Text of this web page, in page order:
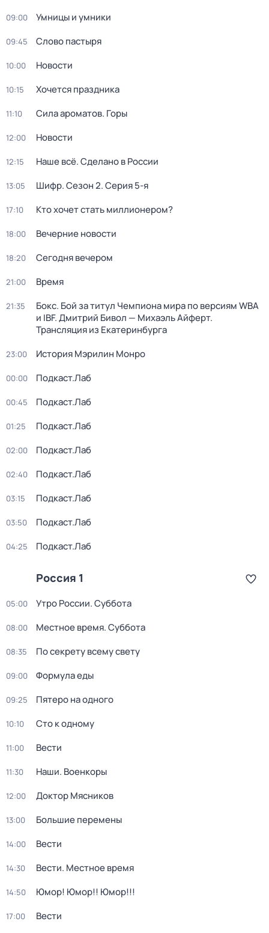
09:00 Умницы и умники
09:45 Слово пастыря
10:00 Новости
10:15 Хочется праздника
11:10 Сила ароматов. Горы
12:00 Новости
12:15 Наше всё. Сделано в России
13:05 Шифр. Сезон 2. Серия 5-я
17:10 Кто хочет стать миллионером?
18:00 Вечерние новости
18:20 Сегодня вечером
21:00 Время
21:35
Бокс. Бой за титул Чемпиона мира по версиям WBA
и IBF. Дмитрий Бивол — Михаэль Айферт.
Трансляция из Екатеринбурга
23:00 История Мэрилин Монро
00:00 Подкаст.Лаб
00:45 Подкаст.Лаб
01:25 Подкаст.Лаб
02:00 Подкаст.Лаб
02:40 Подкаст.Лаб
03:15 Подкаст.Лаб
03:50 Подкаст.Лаб
04:25 Подкаст.Лаб
Россия 1
05:00 Утро России. Суббота
08:00 Местное время. Суббота
08:35 По секрету всему свету
09:00 Формула еды
09:25 Пятеро на одного
10:10 Сто к одному
11:00 Вести
11:30 Наши. Военкоры
12:00 Доктор Мясников
13:00 Большие перемены
14:00 Вести
14:30 Вести. Местное время
14:50 Юмор! Юмор!! Юмор!!!
17:00 Вести